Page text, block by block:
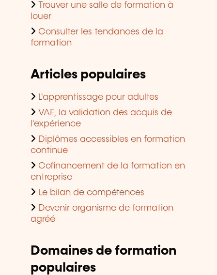
Trouver une salle de formation à
louer
Consulter les tendances de la
formation
Articles populaires
L'apprentissage pour adultes
VAE, la validation des acquis de
l'expérience
Diplômes accessibles en formation
continue
Cofinancement de la formation en
entreprise
Le bilan de compétences
Devenir organisme de formation
agréé
Domaines de formation
populaires